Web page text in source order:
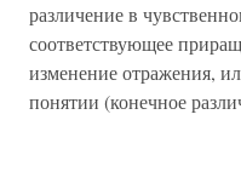
различение в
соответствующее
изменение отражения,
понятии (конечное